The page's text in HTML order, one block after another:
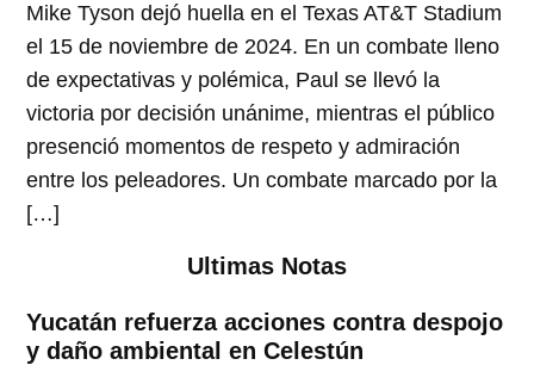
Mike Tyson dejó huella en el Texas AT&T Stadium
el 15 de noviembre de 2024. En un combate lleno
de expectativas y polémica, Paul se llevó la
victoria por decisión unánime, mientras el público
presenció momentos de respeto y admiración
entre los peleadores. Un combate marcado por la
[…]
Ultimas Notas
Yucatán refuerza acciones contra despojo
y daño ambiental en Celestún